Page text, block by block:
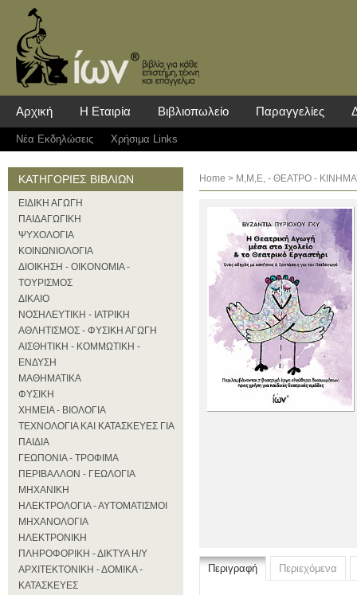
Αρχική Η Εταιρία Βιβλιοπωλείο Παραγγελίες
Νέα Eκδηλώσεις Χρήσιμα Links
ΚΑΤΗΓΟΡΙΕΣ ΒΙΒΛΙΩΝ
ΕΙΔΙΚΗ ΑΓΩΓΗ
ΠΑΙΔΑΓΩΓΙΚΗ
ΨΥΧΟΛΟΓΙΑ
ΚΟΙΝΩΝΙΟΛΟΓΙΑ
ΔΙΟΙΚΗΣΗ - ΟΙΚΟΝΟΜΙΑ -
ΤΟΥΡΙΣΜΟΣ
ΔΙΚΑΙΟ
ΝΟΣΗΛΕΥΤΙΚΗ - ΙΑΤΡΙΚΗ
ΑΘΛΗΤΙΣΜΟΣ - ΦΥΣΙΚΗ ΑΓΩΓΗ
ΑΙΣΘΗΤΙΚΗ - ΚΟΜΜΩΤΙΚΗ -
ΕΝΔΥΣΗ
ΜΑΘΗΜΑΤΙΚΑ
ΦΥΣΙΚΗ
ΧΗΜΕΙΑ - ΒΙΟΛΟΓΙΑ
ΤΕΧΝΟΛΟΓΙΑ ΚΑΙ ΚΑΤΑΣΚΕΥΕΣ ΓΙΑ
ΠΑΙΔΙΑ
ΓΕΩΠΟΝΙΑ - ΤΡΟΦΙΜΑ
ΠΕΡΙΒΑΛΛΟΝ - ΓΕΩΛΟΓΙΑ
ΜΗΧΑΝΙΚΗ
ΗΛΕΚΤΡΟΛΟΓΙΑ - ΑΥΤΟΜΑΤΙΣΜΟΙ
ΜΗΧΑΝΟΛΟΓΙΑ
ΗΛΕΚΤΡΟΝΙΚΗ
ΠΛΗΡΟΦΟΡΙΚΗ - ΔΙΚΤΥΑ Η/Υ
ΑΡΧΙΤΕΚΤΟΝΙΚΗ - ΔΟΜΙΚΑ -
ΚΑΤΑΣΚΕΥΕΣ
Home > Μ,Μ,Ε, - ΘΕΑΤΡΟ -
Περιγραφή Περιεχόμενα